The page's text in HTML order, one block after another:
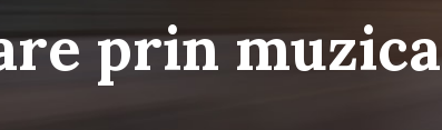
prin muzica